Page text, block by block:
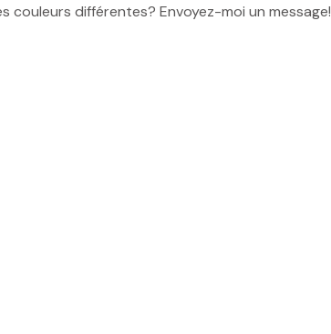
couleurs différentes? Envoyez-moi un message!